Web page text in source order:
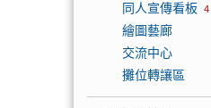
同人宣傳看板 4
繪圖藝廊
交流中心
攤位轉讓區